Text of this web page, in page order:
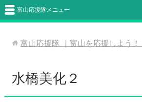
富山応援隊メニュー
富山応援隊 ｜富山を応援しよう！
水橋美化２